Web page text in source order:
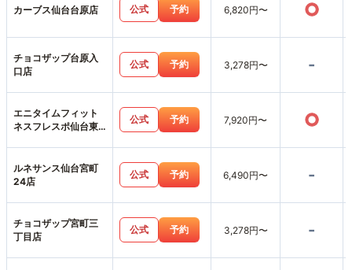
カーブス仙台台原店 公式 予約 6,820円〜 ○
チョコザップ台原入
口店
公式 予約 3,278円〜 -
エニタイムフィット
ネスフレスポ仙台東
公式 予約 7,920円〜 ○
ルネサンス仙台宮町
24店
公式 予約 6,490円〜 -
チョコザップ宮町三
丁目店
公式 予約 3,278円〜 -